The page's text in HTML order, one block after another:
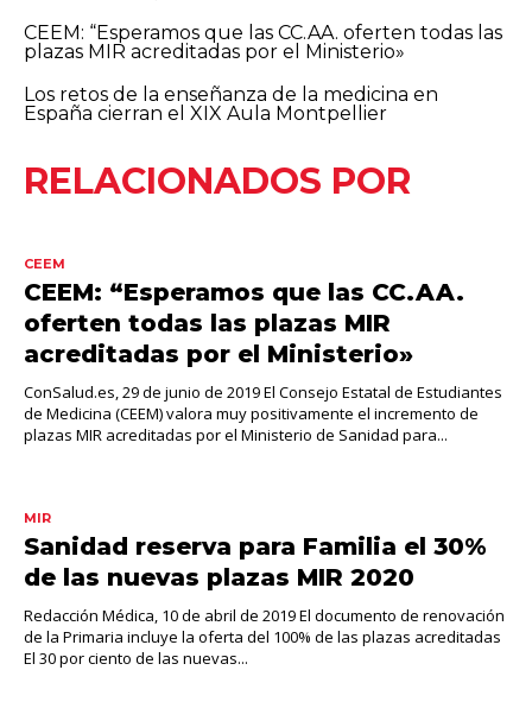
CEEM: “Esperamos que las CC.AA. oferten todas las
plazas MIR acreditadas por el Ministerio»
Los retos de la enseñanza de la medicina en
España cierran el XIX Aula Montpellier
RELACIONADOS POR
CEEM
CEEM: “Esperamos que las CC.AA.
oferten todas las plazas MIR
acreditadas por el Ministerio»
ConSalud.es, 29 de junio de 2019 El Consejo Estatal de Estudiantes
de Medicina (CEEM) valora muy positivamente el incremento de
plazas MIR acreditadas por el Ministerio de Sanidad para...
MIR
Sanidad reserva para Familia el 30%
de las nuevas plazas MIR 2020
Redacción Médica, 10 de abril de 2019 El documento de renovación
de la Primaria incluye la oferta del 100% de las plazas acreditadas
El 30 por ciento de las nuevas...